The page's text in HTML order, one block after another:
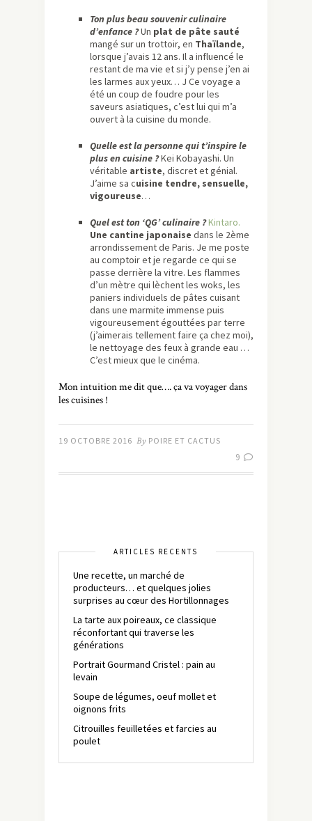
Ton plus beau souvenir culinaire
d’enfance ?Un plat de pâte sauté
mangé sur un trottoir, en Thaïlande,
lorsque j’avais 12 ans. Il a influencé le
restant de ma vie et si j’y pense j’en ai
les larmes aux yeux… J Ce voyage a
été un coup de foudre pour les
saveurs asiatiques, c’est lui qui m’a
ouvert à la cuisine du monde.
Quelle est la personne qui t’inspire le
plus en cuisine ?Kei Kobayashi. Un
véritable artiste, discret et génial.
J’aime sa cuisine tendre, sensuelle,
vigoureuse…
Quel est ton ‘QG’ culinaire ?Kintaro.
Une cantine japonaise dans le 2ème
arrondissement de Paris. Je me poste
au comptoir et je regarde ce qui se
passe derrière la vitre. Les flammes
d’un mètre qui lèchent les woks, les
paniers individuels de pâtes cuisant
dans une marmite immense puis
vigoureusement égouttées par terre
(j’aimerais tellement faire ça chez moi),
le nettoyage des feux à grande eau …
C’est mieux que le cinéma.
Mon intuition me dit que…. ça va voyager dans
les cuisines !
19 OCTOBRE 2016 By POIRE ET CACTUS
9
ARTICLES RÉCENTS
Une recette, un marché de
producteurs… et quelques jolies
surprises au cœur des Hortillonnages
La tarte aux poireaux, ce classique
réconfortant qui traverse les
générations
Portrait Gourmand Cristel : pain au
levain
Soupe de légumes, oeuf mollet et
oignons frits
Citrouilles feuilletées et farcies au
poulet